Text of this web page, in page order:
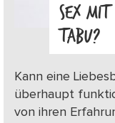
SEX
TABU?
Kann eine
überhaupt
von ihren